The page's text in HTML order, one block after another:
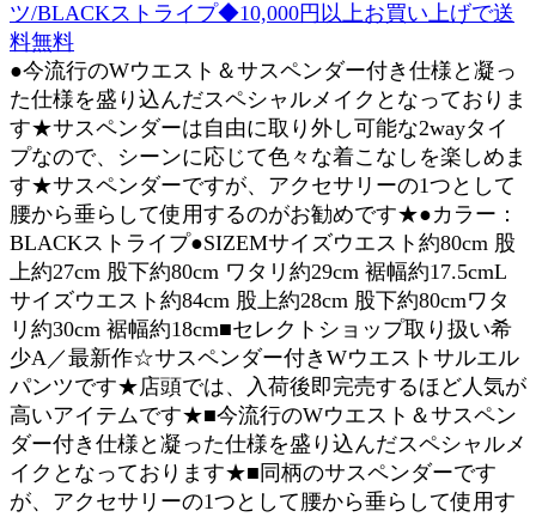
ツ/BLACKストライプ◆10,000円以上お買い上げで送
料無料
●今流行のWウエスト＆サスペンダー付き仕様と凝っ
た仕様を盛り込んだスペシャルメイクとなっておりま
す★サスペンダーは自由に取り外し可能な2wayタイ
プなので、シーンに応じて色々な着こなしを楽しめま
す★サスペンダーですが、アクセサリーの1つとして
腰から垂らして使用するのがお勧めです★●カラー：
BLACKストライプ●SIZEMサイズウエスト約80cm 股
上約27cm 股下約80cm ワタリ約29cm 裾幅約17.5cmL
サイズウエスト約84cm 股上約28cm 股下約80cmワタ
リ約30cm 裾幅約18cm■セレクトショップ取り扱い希
少A／最新作☆サスペンダー付きWウエストサルエル
パンツです★店頭では、入荷後即完売するほど人気が
高いアイテムです★■今流行のWウエスト＆サスペン
ダー付き仕様と凝った仕様を盛り込んだスペシャルメ
イクとなっております★■同柄のサスペンダーです
が、アクセサリーの1つとして腰から垂らして使用す